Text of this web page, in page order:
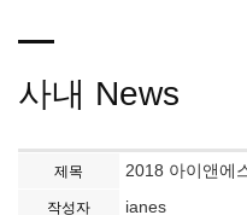
사내 News
제목 2018 아이앤에
작성자 ianes